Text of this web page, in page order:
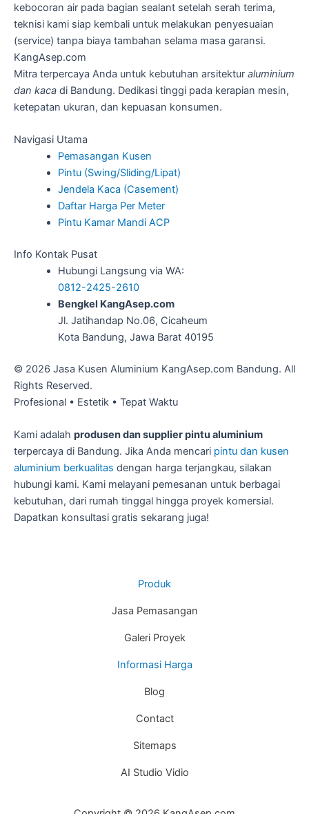
kebocoran air pada bagian sealant setelah serah terima,
teknisi kami siap kembali untuk melakukan penyesuaian
(service) tanpa biaya tambahan selama masa garansi.
KangAsep.com
Mitra terpercaya Anda untuk kebutuhan arsitektur aluminium
dan kaca di Bandung. Dedikasi tinggi pada kerapian mesin,
ketepatan ukuran, dan kepuasan konsumen.
Navigasi Utama
Pemasangan Kusen
Pintu (Swing/Sliding/Lipat)
Jendela Kaca (Casement)
Daftar Harga Per Meter
Pintu Kamar Mandi ACP
Info Kontak Pusat
Hubungi Langsung via WA:
0812-2425-2610
Bengkel KangAsep.com
Jl. Jatihandap No.06, Cicaheum
Kota Bandung, Jawa Barat 40195
© 2026 Jasa Kusen Aluminium KangAsep.com Bandung. All
Rights Reserved.
Profesional • Estetik • Tepat Waktu
Kami adalah produsen dan supplier pintu aluminium
terpercaya di Bandung. Jika Anda mencari pintu dan kusen
aluminium berkualitas dengan harga terjangkau, silakan
hubungi kami. Kami melayani pemesanan untuk berbagai
kebutuhan, dari rumah tinggal hingga proyek komersial.
Dapatkan konsultasi gratis sekarang juga!
Produk
Jasa Pemasangan
Galeri Proyek
Informasi Harga
Blog
Contact
Sitemaps
AI Studio Vidio